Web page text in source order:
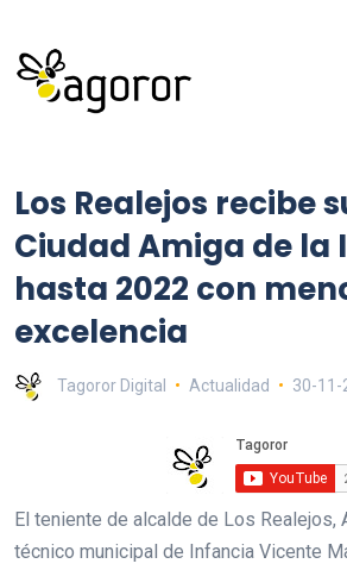
Los Realejos recibe
Ciudad Amiga de la
hasta 2022 con
excelencia
Tagoror Digital Actualidad 30-11-
El teniente de alcalde de Los Realejos,
técnico municipal de Infancia Vicente